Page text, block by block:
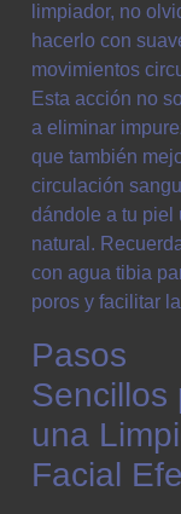
limpiador, no
hacerlo con
movimientos
Esta acción no
a eliminar
que también
circulación
dándole a tu piel
natural.
con agua tibia
poros y facilitar
Pasos
Sencillos
una
Facial